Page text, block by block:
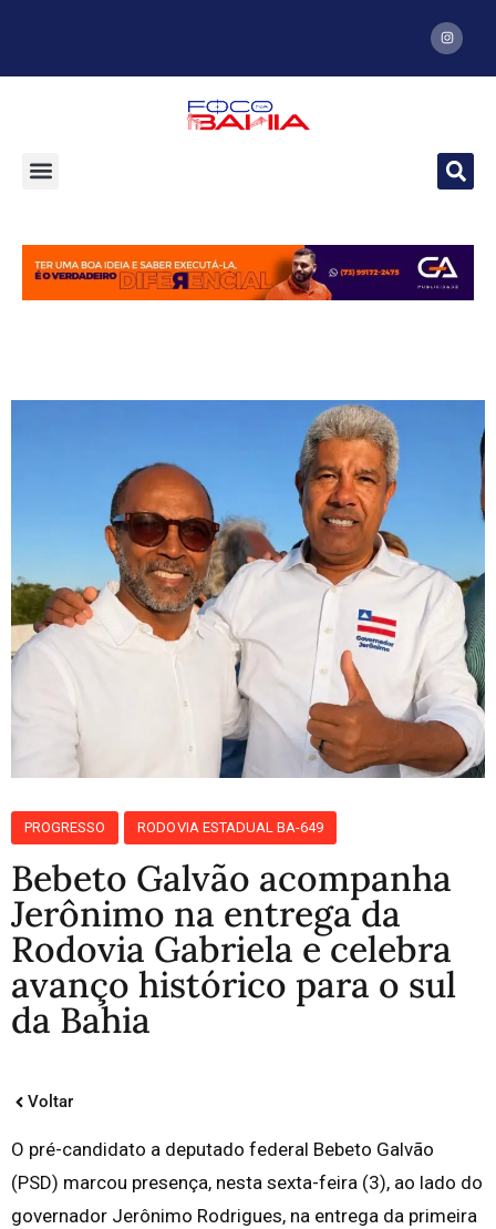
PROGRESSO RODOVIA ESTADUAL BA-649
Bebeto Galvão acompanha
Jerônimo na entrega da
Rodovia Gabriela e celebra
avanço histórico para o sul
da Bahia
Voltar
O pré-candidato a deputado federal Bebeto Galvão
(PSD) marcou presença, nesta sexta-feira (3), ao lado do
governador Jerônimo Rodrigues, na entrega da primeira